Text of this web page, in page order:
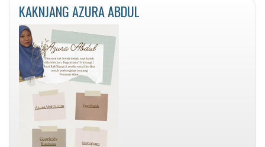
KAKNJANG AZURA ABDUL